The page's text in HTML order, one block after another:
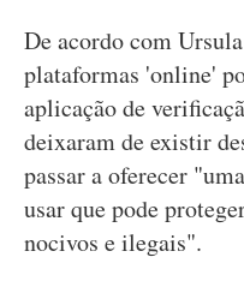
De acordo com
plataformas 'online'
aplicação de
deixaram de existir
passar a oferecer
usar que pode
nocivos e ilegais".